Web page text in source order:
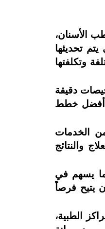
الأسنان،
تحديثها
وتكلفتها
دقيقة
أفضل خطط
الخدمات
والنتائج
ما يسهم في
يتيح فرصاً
الطبية،